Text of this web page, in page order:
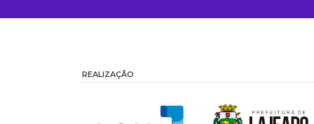
REALIZAÇÃO